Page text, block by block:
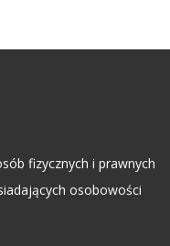
fizycznych i prawnych
osobowości